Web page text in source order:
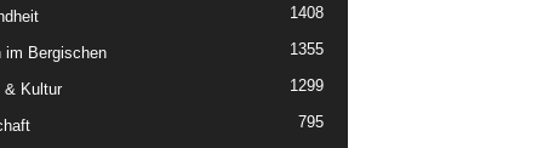
1408
im Bergischen 1355
& Kultur 1299
795